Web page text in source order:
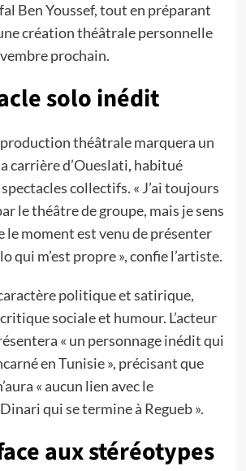
Ben Youssef, tout en préparant
création théâtrale personnelle
prochain.
solo inédit
théâtrale marquera un
carrière d’Oueslati, habitué
collectifs. « J’ai toujours
le théâtre de groupe, mais je sens
le moment est venu de présenter
qui m’est propre », confie l’artiste.
politique et satirique,
sociale et humour. L’acteur
« un personnage inédit qui
en Tunisie », précisant que
« aucun lien avec le
qui se termine à Regueb ».
aux stéréotypes